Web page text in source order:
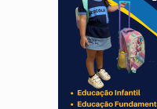
DEFESA:
TEMAS
PREVISÃO: